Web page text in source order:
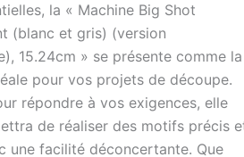
la « Machine Big Shot
(blanc et gris) (version
15.24cm » se présente comme la
pour vos projets de découpe.
répondre à vos exigences, elle
de réaliser des motifs précis
une facilité déconcertante. Que